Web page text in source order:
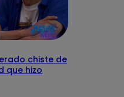
chiste de
que hizo